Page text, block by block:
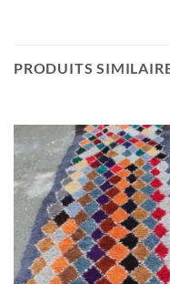
PRODUITS
RUPTURE DE